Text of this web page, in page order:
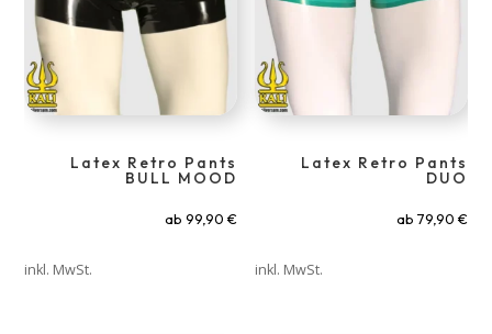
Latex Retro Pants
BULL MOOD
ab 99,90 €
inkl. MwSt.
Latex Retro Pants
DUO
ab 79,90 €
inkl. MwSt.